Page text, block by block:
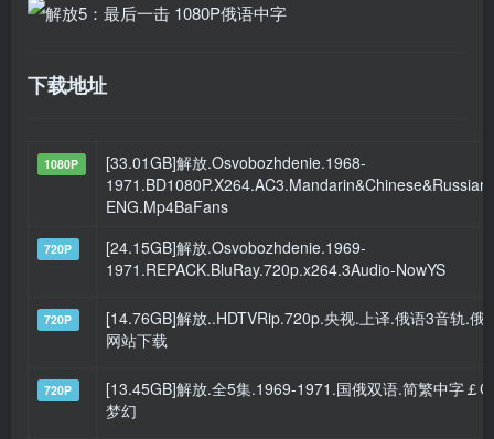
下载地址
1080P
[33.01GB]解放.Osvobozhdenie.1968-
ENG.Mp4BaFans
720P
[24.15GB]解放.Osvobozhdenie.1969-
1971.REPACK.BluRay.720p.x264.3Audio-NowYS
720P
[14.76GB]解放..HDTVRip.720p.央视.上译.俄语3音轨.俄
网站下载
720P
[13.45GB]解放.全5集.1969-1971.国俄双语.简繁中字￡
梦幻